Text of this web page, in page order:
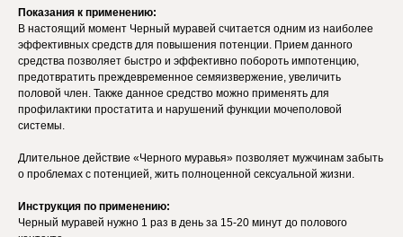
Показания к применению:
В настоящий момент Черный муравей считается одним из наиболее
эффективных средств для повышения потенции. Прием данного
средства позволяет быстро и эффективно побороть импотенцию,
предотвратить преждевременное семяизвержение, увеличить
половой член. Также данное средство можно применять для
профилактики простатита и нарушений функции мочеполовой
системы.
Длительное действие «Черного муравья» позволяет мужчинам забыть
о проблемах с потенцией, жить полноценной сексуальной жизни.
Инструкция по применению:
Черный муравей нужно 1 раз в день за 15-20 минут до полового